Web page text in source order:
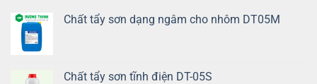
Chất tẩy sơn dạng ngâm cho nhôm DT05M
Chất tẩy sơn tĩnh điện DT-05S